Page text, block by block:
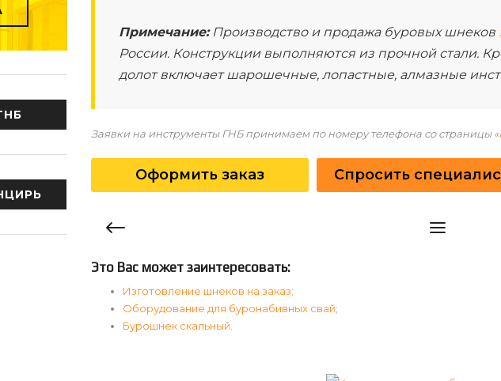
Примечание:Производство и продажа буровых шнеков
России. Конструкции выполняются из прочной стали.
долот включает шарошечные, лопастные, алмазные
Заявки на инструменты ГНБ принимаем по номеру телефона со страницы «
Оформить заказ Спросить
Это Вас может заинтересовать:
Изготовление шнеков на заказ;
Оборудование для буронабивных свай;
Бурошнек скальный